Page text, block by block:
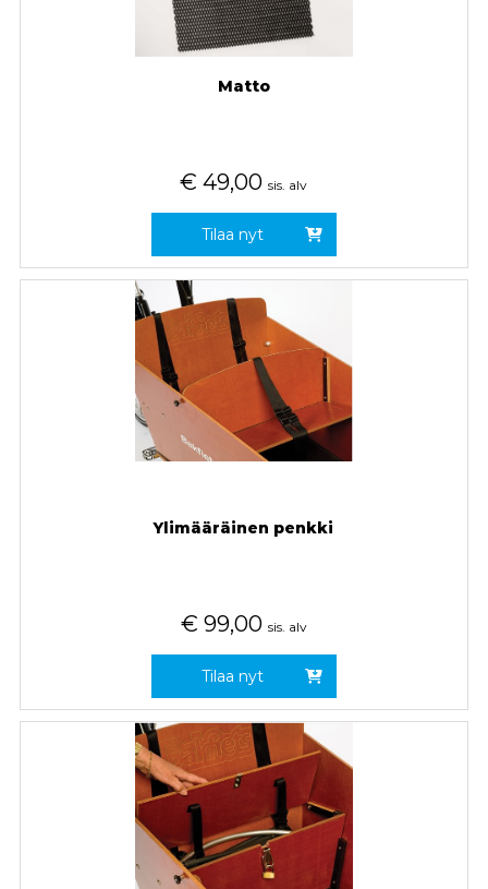
Matto
€ 49,00 sis. alv
Tilaa nyt
Ylimääräinen penkki
€ 99,00 sis. alv
Tilaa nyt